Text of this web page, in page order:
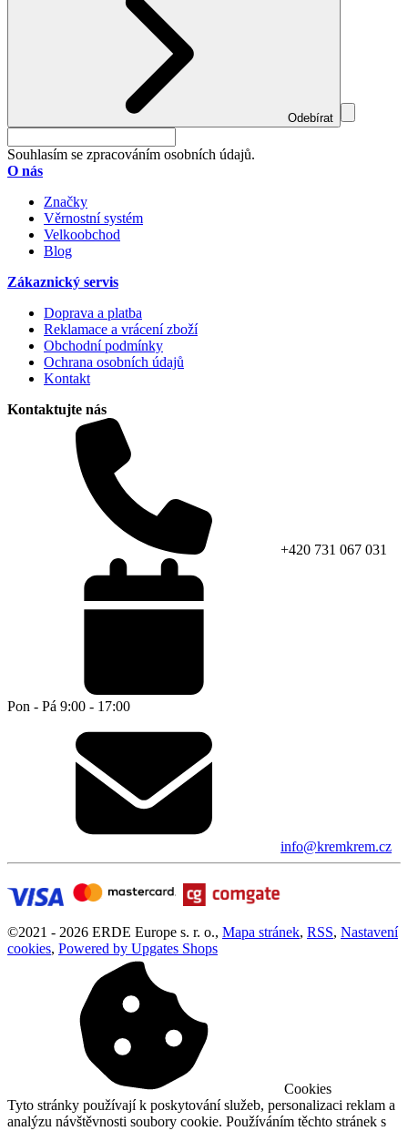
Odebírat
Souhlasím se zpracováním osobních údajů.
O nás
Značky
Věrnostní systém
Velkoobchod
Blog
Zákaznický servis
Doprava a platba
Reklamace a vrácení zboží
Obchodní podmínky
Ochrana osobních údajů
Kontakt
Kontaktujte nás
+420 731 067 031
Pon - Pá 9:00 - 17:00
info@kremkrem.cz
©2021 - 2026 ERDE Europe s. r. o., Mapa stránek, RSS, Nastavení
cookies, Powered by Upgates Shops
Cookies
Tyto stránky používají k poskytování služeb, personalizaci reklam a
analýzu návštěvnosti soubory cookie. Používáním těchto stránek s